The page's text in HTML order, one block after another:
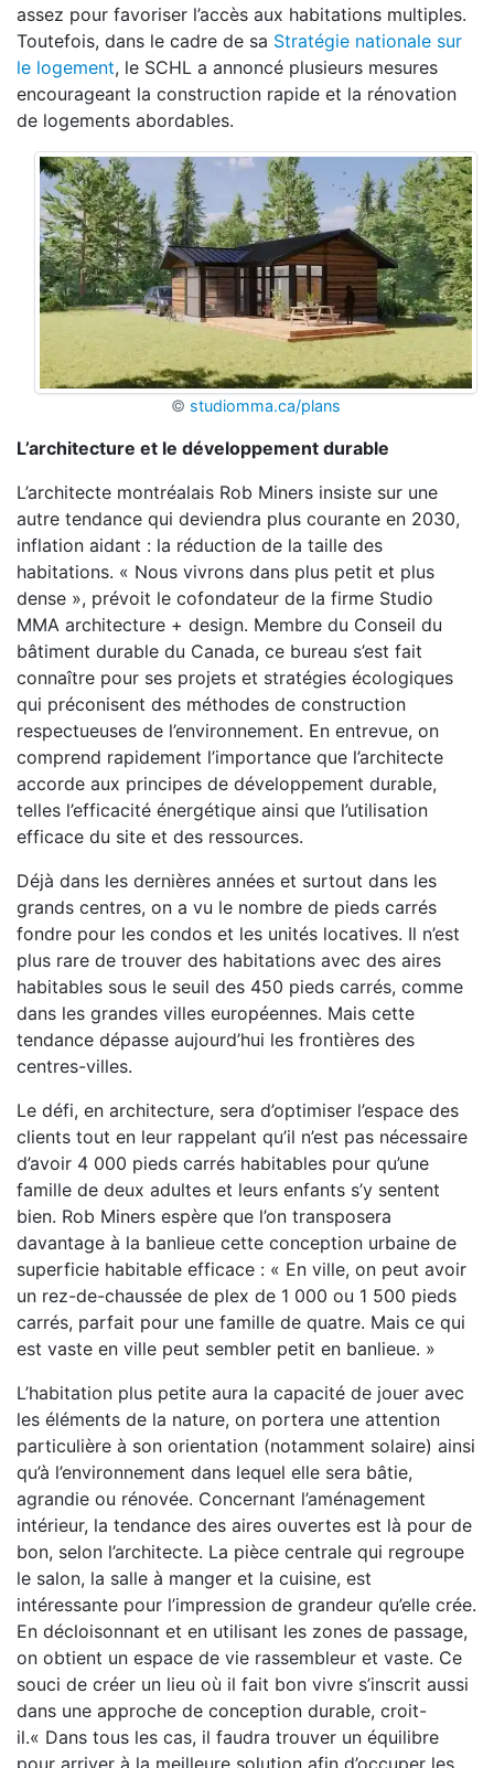
assez pour favoriser l’accès aux habitations multiples.
Toutefois, dans le cadre de sa Stratégie nationale sur
le logement, le SCHL a annoncé plusieurs mesures
encourageant la construction rapide et la rénovation
de logements abordables.
© studiomma.ca/plans
L’architecture et le développement durable
L’architecte montréalais Rob Miners insiste sur une
autre tendance qui deviendra plus courante en 2030,
inflation aidant : la réduction de la taille des
habitations. « Nous vivrons dans plus petit et plus
dense », prévoit le cofondateur de la firme Studio
MMA architecture + design. Membre du Conseil du
bâtiment durable du Canada, ce bureau s’est fait
connaître pour ses projets et stratégies écologiques
qui préconisent des méthodes de construction
respectueuses de l’environnement. En entrevue, on
comprend rapidement l’importance que l’architecte
accorde aux principes de développement durable,
telles l’efficacité énergétique ainsi que l’utilisation
efficace du site et des ressources.
Déjà dans les dernières années et surtout dans les
grands centres, on a vu le nombre de pieds carrés
fondre pour les condos et les unités locatives. Il n’est
plus rare de trouver des habitations avec des aires
habitables sous le seuil des 450 pieds carrés, comme
dans les grandes villes européennes. Mais cette
tendance dépasse aujourd’hui les frontières des
centres-villes.
Le défi, en architecture, sera d’optimiser l’espace des
clients tout en leur rappelant qu’il n’est pas nécessaire
d’avoir 4 000 pieds carrés habitables pour qu’une
famille de deux adultes et leurs enfants s’y sentent
bien. Rob Miners espère que l’on transposera
davantage à la banlieue cette conception urbaine de
superficie habitable efficace : « En ville, on peut avoir
un rez-de-chaussée de plex de 1 000 ou 1 500 pieds
carrés, parfait pour une famille de quatre. Mais ce qui
est vaste en ville peut sembler petit en banlieue. »
L’habitation plus petite aura la capacité de jouer avec
les éléments de la nature, on portera une attention
particulière à son orientation (notamment solaire) ainsi
qu’à l’environnement dans lequel elle sera bâtie,
agrandie ou rénovée. Concernant l’aménagement
intérieur, la tendance des aires ouvertes est là pour de
bon, selon l’architecte. La pièce centrale qui regroupe
le salon, la salle à manger et la cuisine, est
intéressante pour l’impression de grandeur qu’elle crée.
En décloisonnant et en utilisant les zones de passage,
on obtient un espace de vie rassembleur et vaste. Ce
souci de créer un lieu où il fait bon vivre s’inscrit aussi
dans une approche de conception durable, croit-
il.« Dans tous les cas, il faudra trouver un équilibre
pour arriver à la meilleure solution afin d’occuper les